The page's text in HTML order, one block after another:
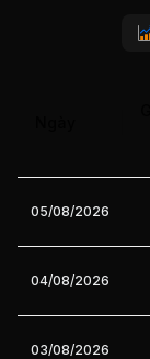
05/08/2026
04/08/2026
03/08/2026